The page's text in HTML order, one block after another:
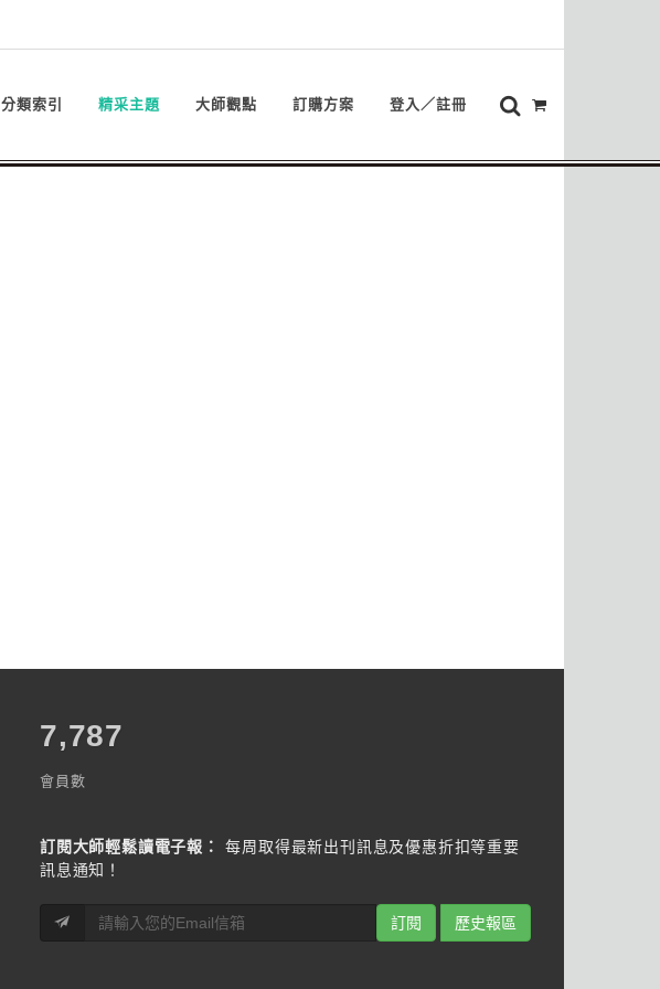
分類索引 精采主題 大師觀點 訂購方案 登入／註冊
7,787
會員數
訂閱大師輕鬆讀電子報：
每周取得最新出刊訊息及優惠折扣等重要
訊息通知！
訂閱 歷史報區